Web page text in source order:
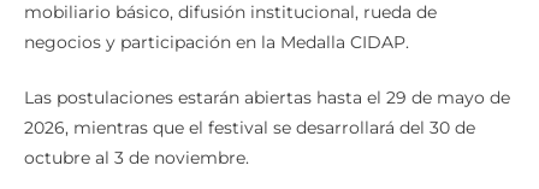
mobiliario básico, difusión institucional, rueda de
negocios y participación en la Medalla CIDAP.
Las postulaciones estarán abiertas hasta el 29 de mayo de
2026, mientras que el festival se desarrollará del 30 de
octubre al 3 de noviembre.